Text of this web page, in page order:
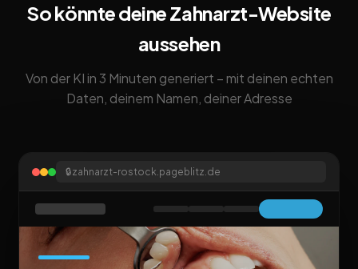
So könnte deine Zahnarzt-Website
aussehen
Von der KI in 3 Minuten generiert – mit deinen echten
Daten, deinem Namen, deiner Adresse
🔒zahnarzt-rostock.pageblitz.de